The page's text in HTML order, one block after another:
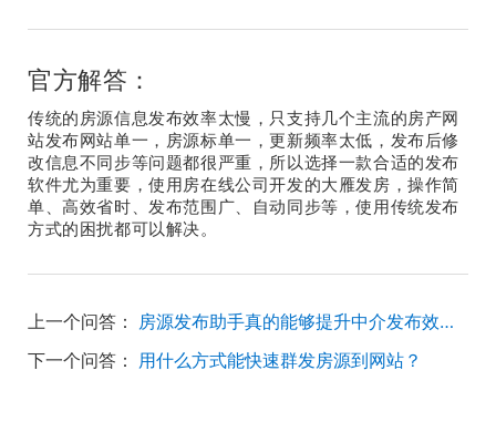
官方解答：
传统的房源信息发布效率太慢，只支持几个主流的房产网
站发布网站单一，房源标单一，更新频率太低，发布后修
改信息不同步等问题都很严重，所以选择一款合适的发布
软件尤为重要，使用房在线公司开发的大雁发房，操作简
单、高效省时、发布范围广、自动同步等，使用传统发布
方式的困扰都可以解决。
上一个问答：
房源发布助手真的能够提升中介发布效率吗？
下一个问答： 用什么方式能快速群发房源到网站？